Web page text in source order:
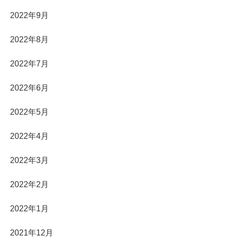
2022年9月
2022年8月
2022年7月
2022年6月
2022年5月
2022年4月
2022年3月
2022年2月
2022年1月
2021年12月